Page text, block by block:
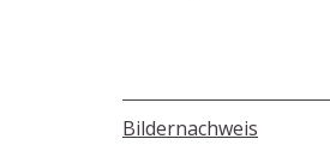
Bildernachweis